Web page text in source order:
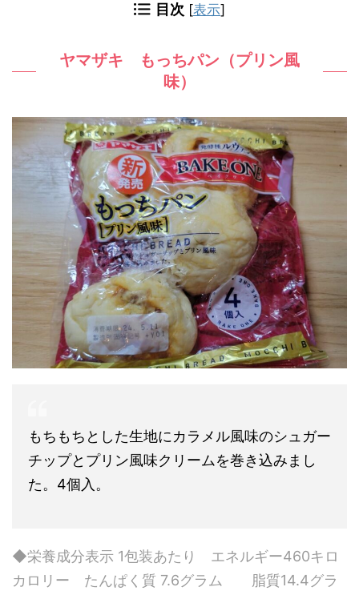
目次 [表示]
ヤマザキ もっちパン（プリン風
味）
もちもちとした生地にカラメル風味のシュガー
チップとプリン風味クリームを巻き込みまし
た。4個入。
◆栄養成分表示 1包装あたり エネルギー460キロ
カロリー たんぱく質 7.6グラム 脂質14.4グラ